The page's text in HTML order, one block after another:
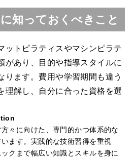
知っておくべきこと
ットピラティスやマシンピラテ
があり、目的や指導スタイルに
ります。費用や学習期間も違う
理解し、自分に合った資格を選
々に向けた、専門的かつ体系的な
ます。実践的な技術習得を重視
クまで幅広い知識とスキルを身に